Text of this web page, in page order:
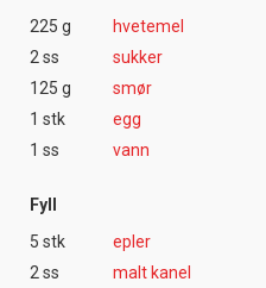
225 g
hvetemel
2 ss
sukker
125 g
smør
1 stk
egg
1 ss
vann
Fyll
5 stk
epler
2 ss
malt kanel